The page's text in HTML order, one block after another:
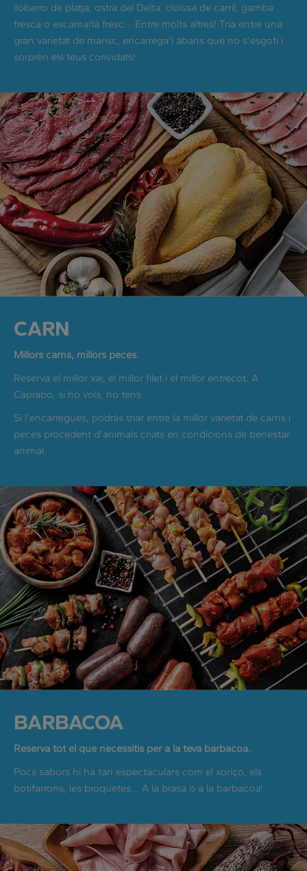
llobarro de platja, ostra del Delta, cloïssa de carril, gamba
fresca o escamarlà fresc... Entre molts altres! Tria entre una
gran varietat de marisc, encarrega'l abans que no s'esgoti i
sorprèn els teus convidats!
CARN
Millors carns, millors peces.
Reserva el millor xai, el millor filet i el millor entrecot. A
Caprabo, si ho vols, ho tens.
Si l'encarregues, podràs triar entre la millor varietat de carns i
peces procedent d'animals criats en condicions de benestar
animal.
BARBACOA
Reserva tot el que necessitis per a la teva barbacoa.
Pocs sabors hi ha tan espectaculars com el xoriço, els
botifarrons, les broquetes... A la brasa o a la barbacoa!